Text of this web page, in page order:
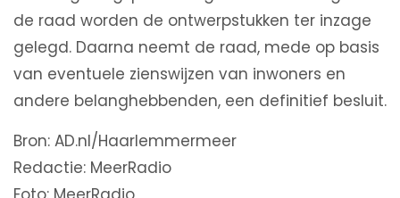
de raad worden de ontwerpstukken ter inzage
gelegd. Daarna neemt de raad, mede op basis
van eventuele zienswijzen van inwoners en
andere belanghebbenden, een definitief besluit.
Bron: AD.nl/Haarlemmermeer
Redactie: MeerRadio